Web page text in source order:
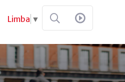
Limba ▼